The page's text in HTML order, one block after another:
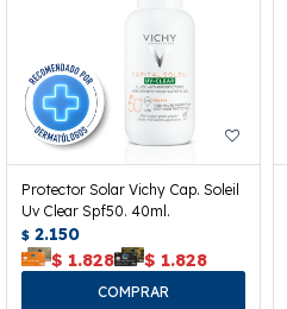
Protector Solar Vichy Cap. Soleil
Uv Clear Spf50. 40ml.
$ 2.150
$ 1.828 $ 1.828